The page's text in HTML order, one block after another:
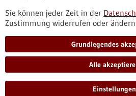
Informiert bleiben
Newsletter abonnieren
Sie können jeder Zeit in der
Zustimmung widerrufen oder ändern.
Grundlegendes
Alle
Einstellungen